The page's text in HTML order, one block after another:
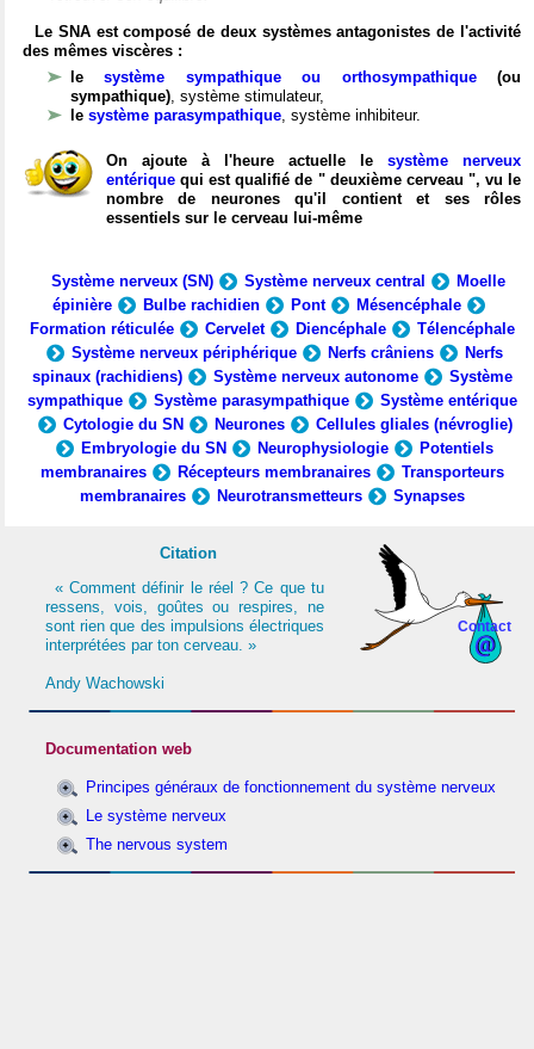
Le SNA est composé de deux systèmes antagonistes de l'activité
des mêmes viscères :
lesystème sympathique ou orthosympathique(ou
sympathique), système stimulateur,
le système parasympathique, système inhibiteur.
On ajoute à l'heure actuelle le système nerveux
entérique qui est qualifié de " deuxième cerveau ", vu le
nombre de neurones qu'il contient et ses rôles
essentiels sur le cerveau lui-même
Système nerveux (SN) Système nerveux central
Moelle
épinière
Bulbe rachidien Pont
Mésencéphale
Formation réticulée
Cervelet Diencéphale
Télencéphale
Système nerveux périphérique
Nerfs crâniens
Nerfs
spinaux (rachidiens)
Système nerveux autonome
Système
sympathique
Système parasympathique
Système entérique
Cytologie du SN
Neurones
Cellules gliales (névroglie)
Embryologie du SN
Neurophysiologie
Potentiels
membranaires
Récepteurs membranaires
Transporteurs
membranaires
Neurotransmetteurs Synapses
Contact
Citation
« Comment définir le réel ? Ce que tu
ressens, vois, goûtes ou respires, ne
sont rien que des impulsions électriques
interprétées par ton cerveau. »
Andy Wachowski
Documentation web
Principes généraux de fonctionnement du système nerveux
Le système nerveux
The nervous system